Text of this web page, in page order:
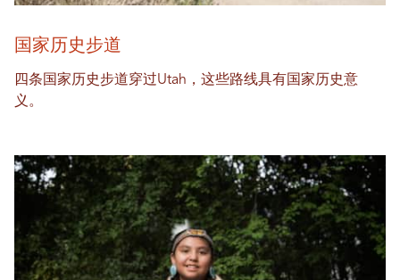
国家历史步道
四条国家历史步道穿过Utah，这些路线具有国家历史意
义。